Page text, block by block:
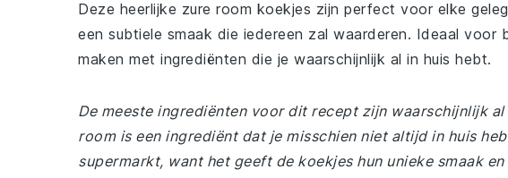
Deze heerlijke zure room koekjes zijn perfect voor elke
een subtiele smaak die iedereen zal waarderen. Ideaal
maken met ingrediënten die je waarschijnlijk al in huis hebt.
De meeste ingrediënten voor dit recept zijn waarschijnlijk
room is een ingrediënt dat je misschien niet altijd in huis
supermarkt, want het geeft de koekjes hun unieke smaak